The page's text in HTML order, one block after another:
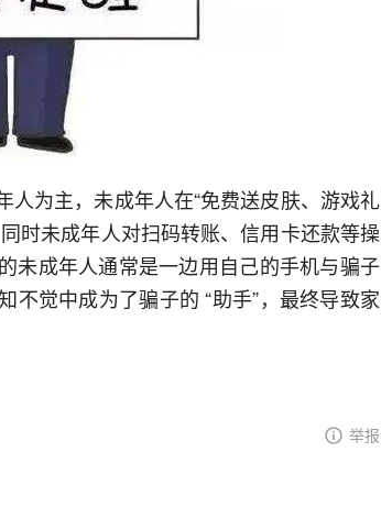
为主，未成年人在“免费送皮肤、游戏礼
时未成年人对扫码转账、信用卡还款等操
未成年人通常是一边用自己的手机与骗子
不觉中成为了骗子的 “助手”，最终导致家
举报